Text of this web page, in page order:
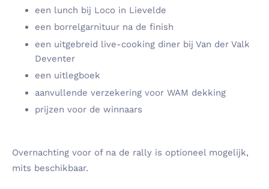
een lunch bij Loco in Lievelde
een borrelgarnituur na de finish
een uitgebreid live-cooking diner bij Van der Valk
Deventer
een uitlegboek
aanvullende verzekering voor WAM dekking
prijzen voor de winnaars
Overnachting voor of na de rally is optioneel mogelijk,
mits beschikbaar.